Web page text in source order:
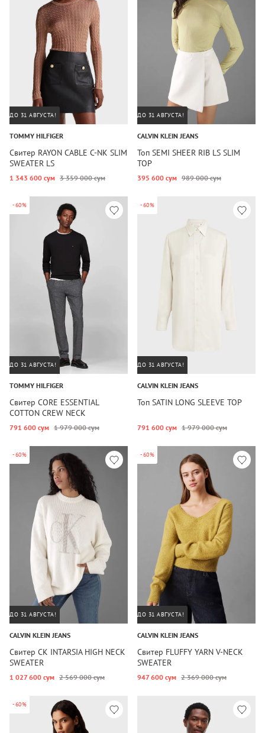
ДО 31 АВГУСТА!
TOMMY HILFIGER
Свитер RAYON CABLE C-NK SLIM
SWEATER LS
1 343 600 сум 3 359 000 сум
ДО 31 АВГУСТА!
CALVIN KLEIN JEANS
Топ SEMI SHEER RIB LS SLIM
TOP
395 600 сум 989 000 сум
-60%
ДО 31 АВГУСТА!
TOMMY HILFIGER
Свитер CORE ESSENTIAL
COTTON CREW NECK
791 600 сум 1 979 000 сум
-60%
ДО 31 АВГУСТА!
CALVIN KLEIN JEANS
Топ SATIN LONG SLEEVE TOP
791 600 сум 1 979 000 сум
-60%
ДО 31 АВГУСТА!
CALVIN KLEIN JEANS
Свитер CK INTARSIA HIGH NECK
SWEATER
1 027 600 сум 2 569 000 сум
-60%
ДО 31 АВГУСТА!
CALVIN KLEIN JEANS
Свитер FLUFFY YARN V-NECK
SWEATER
947 600 сум 2 369 000 сум
-60%